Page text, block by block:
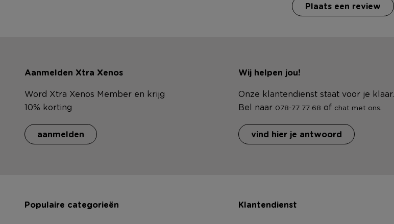
Plaats een review
Aanmelden Xtra Xenos
Word Xtra Xenos Member en krijg
10% korting
aanmelden
Wij helpen jou!
Onze klantendienst staat voor je klaar.
Bel naar 078-77 77 68 of chat met ons.
vind hier je antwoord
Populaire categorieën Klantendienst